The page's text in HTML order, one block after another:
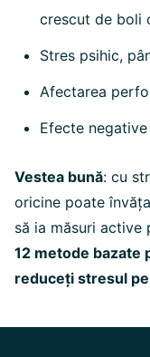
crescut de boli
Stres psihic,
Afectarea
Efecte
Vestea bună: cu
oricine poate
să ia măsuri active
12 metode bazate
reduceți stresul